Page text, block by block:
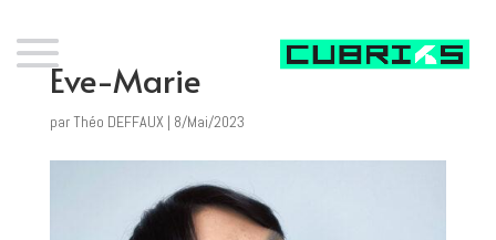
Eve-Marie
parThéo DEFFAUX | 8/Mai/2023